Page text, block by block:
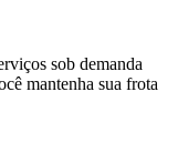
sob demanda
mantenha sua frota